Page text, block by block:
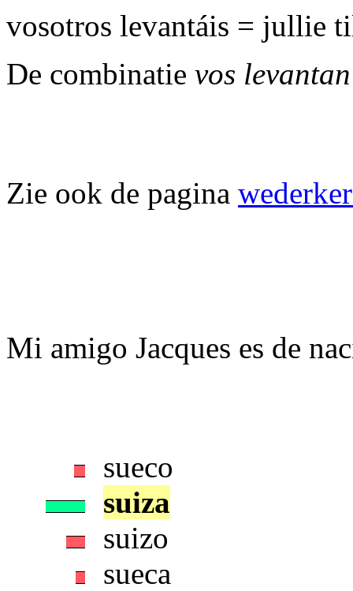
vosotros levantáis = jullie
De combinatie vos
Zie ook de pagina
Mi amigo Jacques es de
sueco
suiza
suizo
sueca